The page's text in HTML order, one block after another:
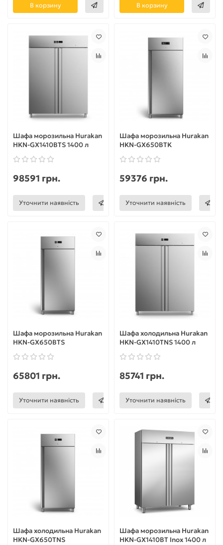
В корзину В корзину
Шафа морозильна Hurakan
HKN-GX1410BTS 1400 л
98591 грн.
Уточнити наявність
Шафа морозильна Hurakan
HKN-GX650BTK
59376 грн.
Уточнити наявність
Шафа морозильна Hurakan
HKN-GX650BTS
65801 грн.
Уточнити наявність
Шафа холодильна Hurakan
HKN-GX1410TNS 1400 л
85741 грн.
Уточнити наявність
Шафа холодильна Hurakan
HKN-GX650TNS
Шафа морозильна Hurakan
HKN-GX1410BT Inox 1400 л